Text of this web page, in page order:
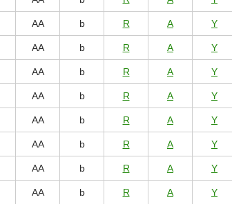
AA b R A Y
AA b R A Y
AA b R A Y
AA b R A Y
AA b R A Y
AA b R A Y
AA b R A Y
AA b R A Y